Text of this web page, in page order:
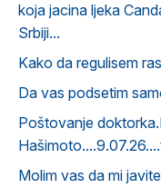
koja jacina ljeka
Srbiji...
Kako da regulisem
Da vas podsetim
Poštovanje
Molim vas da mi